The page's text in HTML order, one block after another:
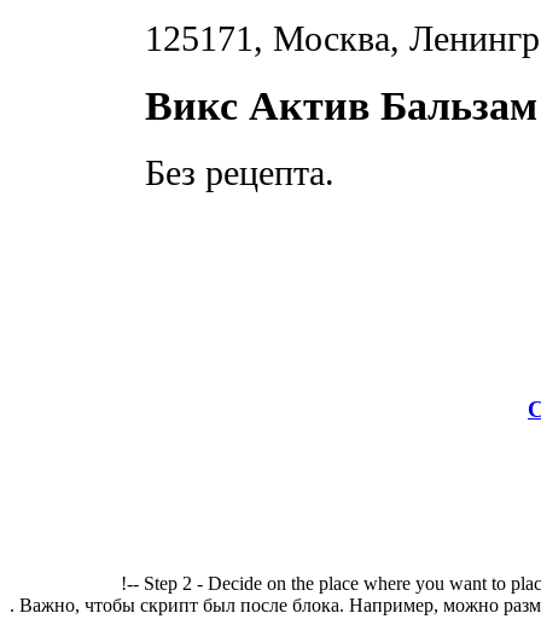
125171, Москва,
Викс Актив Бальзам
Без рецепта.
!-- Step 2 - Decide on the place where you want to
. Важно, чтобы скрипт был после блока. Например, можно